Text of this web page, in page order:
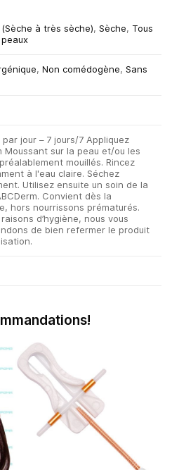
à très sèche),Sèche, Tous
,Non comédogène,Sans
jour – 7 jours/7 Appliquez
Moussant sur la peau et/ou les
mouillés. Rincez
à l'eau claire. Séchez
Utilisez ensuite un soin de la
Convient dès la
hors nourrissons prématurés.
d’hygiène, nous vous
de bien refermer le produit